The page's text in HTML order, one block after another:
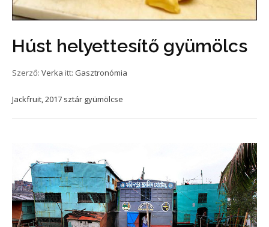
Húst helyettesítő gyümölcs
Szerző: Verka itt: Gasztronómia
Jackfruit, 2017 sztár gyümölcse